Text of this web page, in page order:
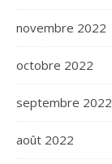
novembre 2022
octobre 2022
septembre 2022
août 2022